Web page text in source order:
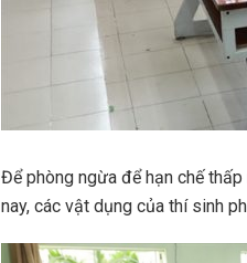
Để phòng ngừa để hạn chế
nay, các vật dụng của thí sinh